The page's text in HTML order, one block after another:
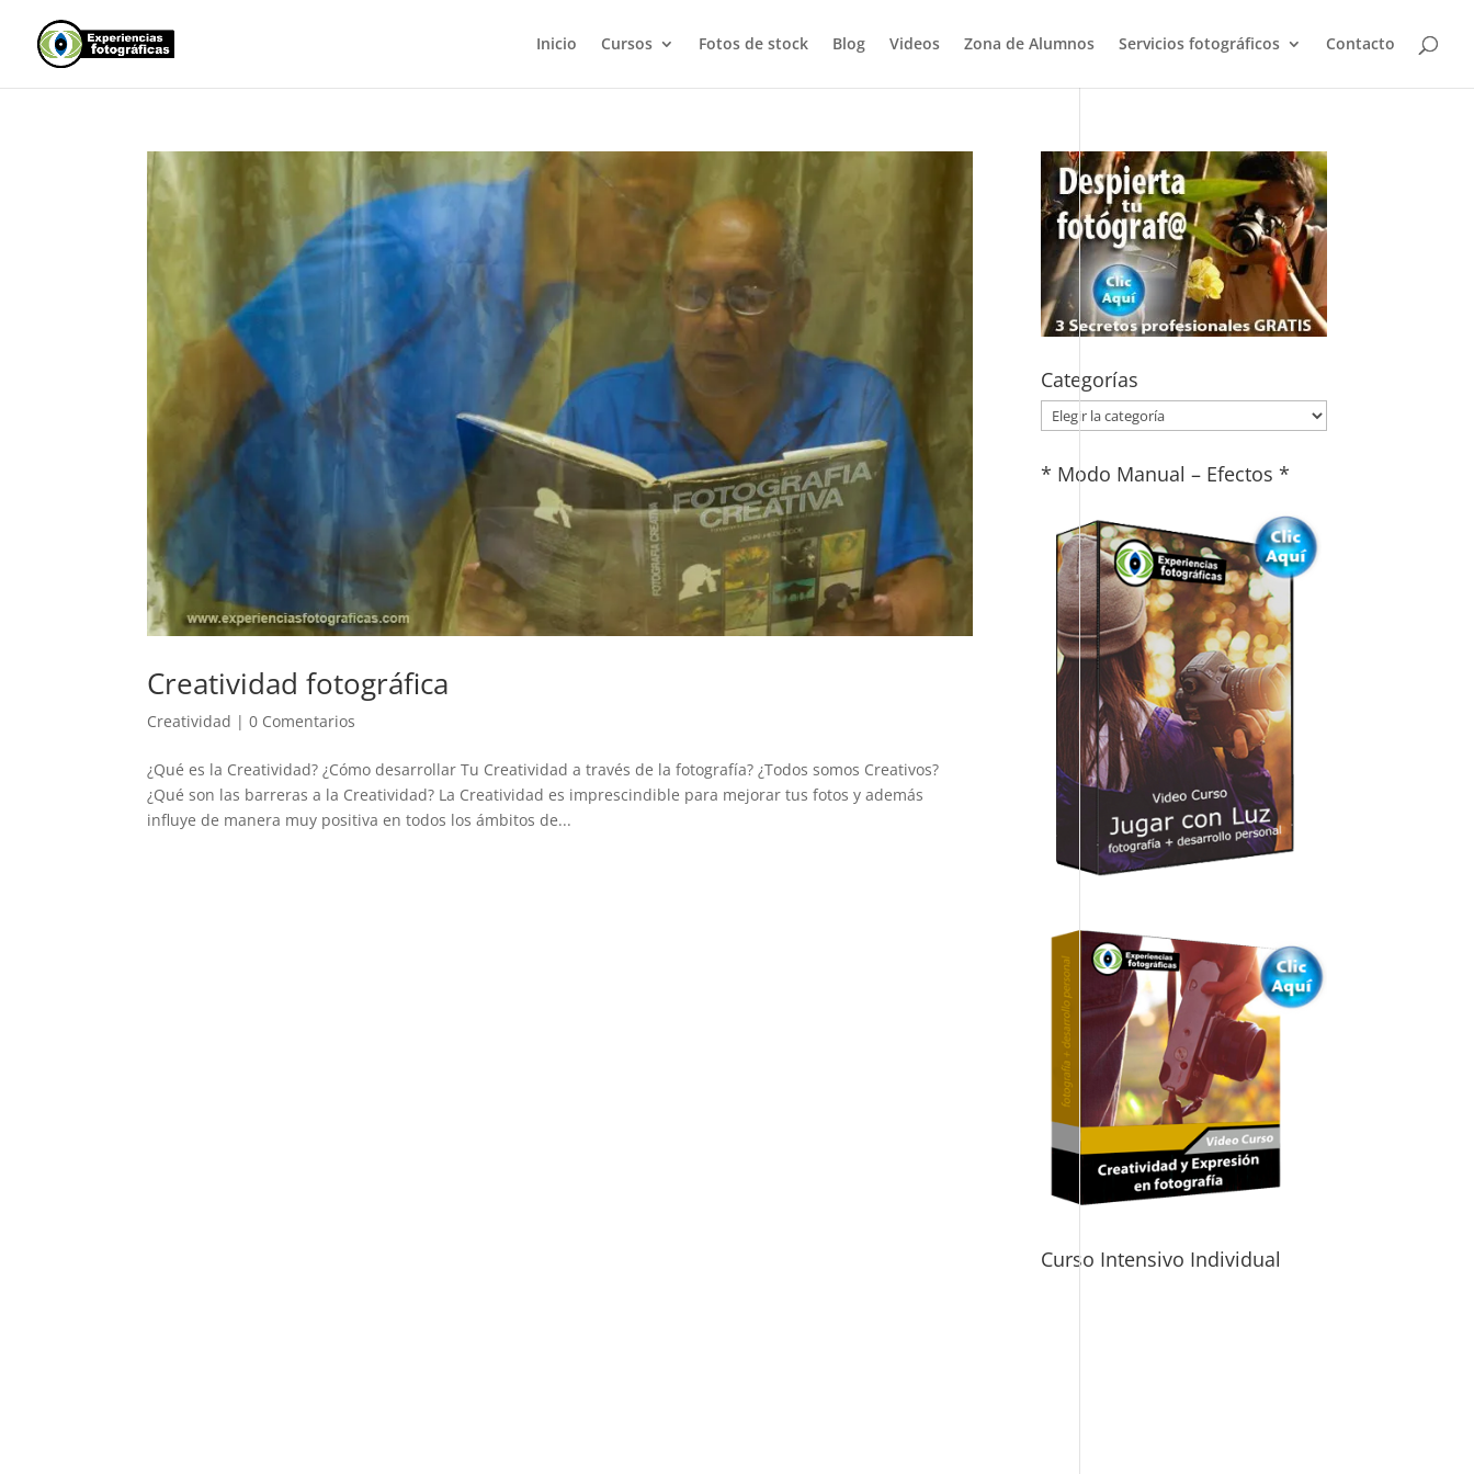
Inicio Cursos Fotos de stock Blog Videos Zona de Alumnos Servicios fotográficos Contacto
Creatividad fotográfica
Creatividad |0 Comentarios
¿Qué es la Creatividad? ¿Cómo desarrollar Tu Creatividad a través de la fotografía? ¿Todos somos Creativos?
¿Qué son las barreras a la Creatividad? La Creatividad es imprescindible para mejorar tus fotos y además
influye de manera muy positiva en todos los ámbitos de...
Categorías
Categorías
* Modo Manual – Efectos *
Curso Intensivo Individual